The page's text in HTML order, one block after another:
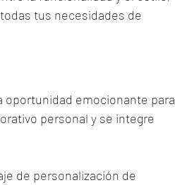
tus necesidades de
oportunidad emocionante para
personal y se integre
de personalización de